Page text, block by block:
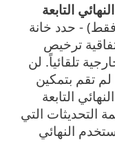
التابعة
(Windows فقط) - حدد خانة
ترخيص
تلقائياً. لن
تقم بتمكين
التابعة
التحديثات التي
النهائي